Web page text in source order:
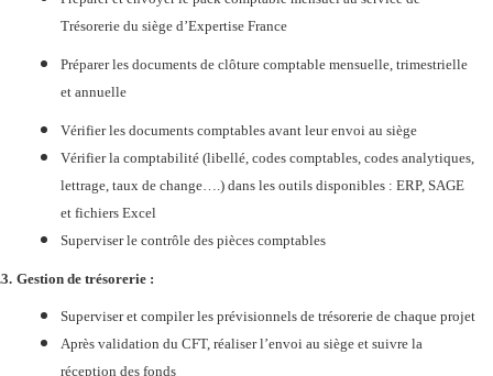
Trésorerie du siège d’Expertise France
Préparer les documents de clôture comptable mensuelle, trimestrielle
et annuelle
Vérifier les documents comptables avant leur envoi au siège
Vérifier la comptabilité (libellé, codes comptables, codes analytiques,
lettrage, taux de change….) dans les outils disponibles : ERP, SAGE
et fichiers Excel
Superviser le contrôle des pièces comptables
Gestion de trésorerie :
Superviser et compiler les prévisionnels de trésorerie de chaque projet
Après validation du CFT, réaliser l’envoi au siège et suivre la
réception des fonds